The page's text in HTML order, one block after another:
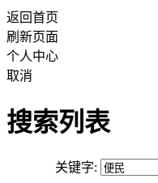
返回首页
刷新页面
个人中心
取消
搜索列表
关键字: